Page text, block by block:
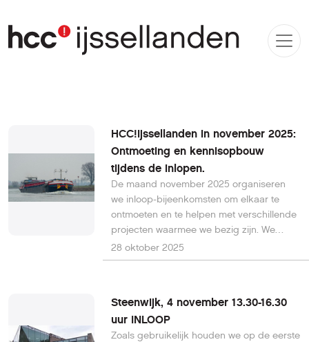
HCC!ijssellanden in november 2025:
Ontmoeting en kennisopbouw
tijdens de inlopen.
De maand november 2025 organiseren
we inloop-bijeenkomsten om elkaar te
ontmoeten en te helpen met verschillende
projecten waarmee we bezig zijn. We
blikken terug en kijken vooruit.
28 oktober 2025
Steenwijk, 4 november 13.30-16.30
uur INLOOP
Zoals gebruikelijk houden we op de eerste